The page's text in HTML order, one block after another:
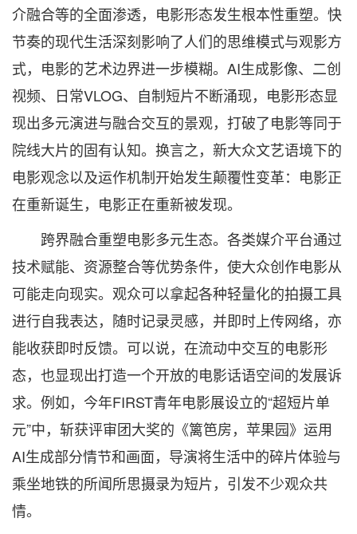
介融合等的全面渗透，电影形态发生根本性重塑。快
节奏的现代生活深刻影响了人们的思维模式与观影方
式，电影的艺术边界进一步模糊。AI生成影像、二创
视频、日常VLOG、自制短片不断涌现，电影形态显
现出多元演进与融合交互的景观，打破了电影等同于
院线大片的固有认知。换言之，新大众文艺语境下的
电影观念以及运作机制开始发生颠覆性变革：电影正
在重新诞生，电影正在重新被发现。
跨界融合重塑电影多元生态。各类媒介平台通过
技术赋能、资源整合等优势条件，使大众创作电影从
可能走向现实。观众可以拿起各种轻量化的拍摄工具
进行自我表达，随时记录灵感，并即时上传网络，亦
能收获即时反馈。可以说，在流动中交互的电影形
态，也显现出打造一个开放的电影话语空间的发展诉
求。例如，今年FIRST青年电影展设立的“超短片单
元”中，斩获评审团大奖的《篱笆房，苹果园》运用
AI生成部分情节和画面，导演将生活中的碎片体验与
乘坐地铁的所闻所思摄录为短片，引发不少观众共
情。